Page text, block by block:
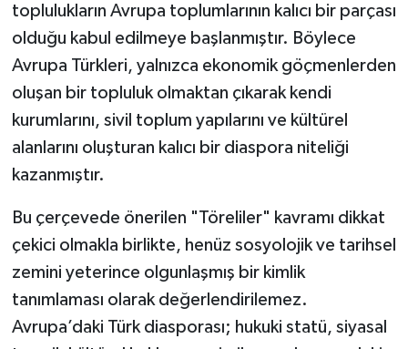
toplulukların Avrupa toplumlarının kalıcı bir parçası
olduğu kabul edilmeye başlanmıştır. Böylece
Avrupa Türkleri, yalnızca ekonomik göçmenlerden
oluşan bir topluluk olmaktan çıkarak kendi
kurumlarını, sivil toplum yapılarını ve kültürel
alanlarını oluşturan kalıcı bir diaspora niteliği
kazanmıştır.
Bu çerçevede önerilen "Töreliler" kavramı dikkat
çekici olmakla birlikte, henüz sosyolojik ve tarihsel
zemini yeterince olgunlaşmış bir kimlik
tanımlaması olarak değerlendirilemez.
Avrupa’daki Türk diasporası; hukuki statü, siyasal